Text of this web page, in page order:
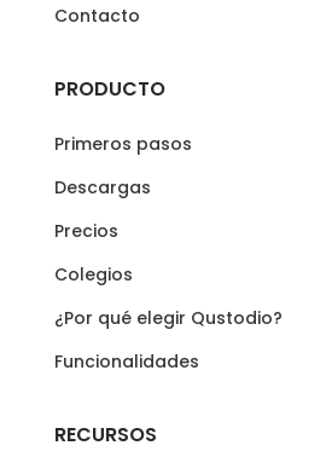
Contacto
PRODUCTO
Primeros pasos
Descargas
Precios
Colegios
¿Por qué elegir Qustodio?
Funcionalidades
RECURSOS